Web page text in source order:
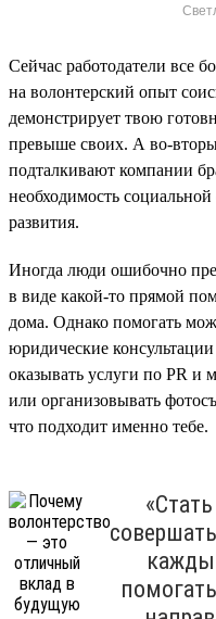
Сейчас работодатели все
на волонтерский опыт
демонстрирует твою
превыше своих. А во-
подталкивают компании
необходимость
развития.
Иногда люди ошибочно
в виде какой-то прямой
дома. Однако помогать
юридические
оказывать услуги по PR и
или организовывать
что подходит именно тебе.